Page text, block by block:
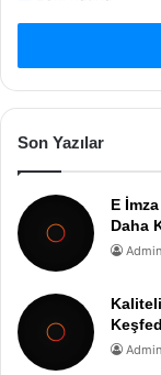
Son Yazılar
E
Daha
Admin
Admin